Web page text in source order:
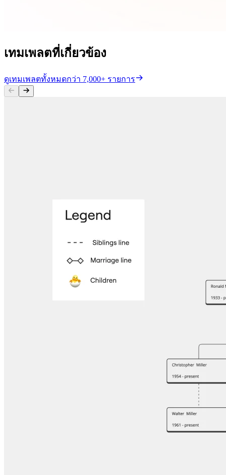
เทมเพลตที่เกี่ยวข้อง
ดูเทมเพลตทั้งหมดกว่า 7,000+ รายการ